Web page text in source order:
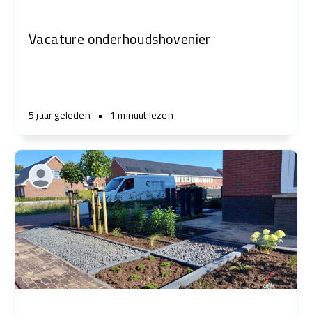
Vacature onderhoudshovenier
5 jaar geleden • 1 minuut lezen